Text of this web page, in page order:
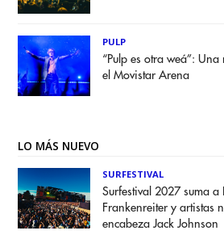
PULP
“Pulp es otra weá”:
el Movistar Arena
LO MÁS NUEVO
SURFESTIVAL
Surfestival 2027 suma a
Frankenreiter y artistas
encabeza Jack Johnson